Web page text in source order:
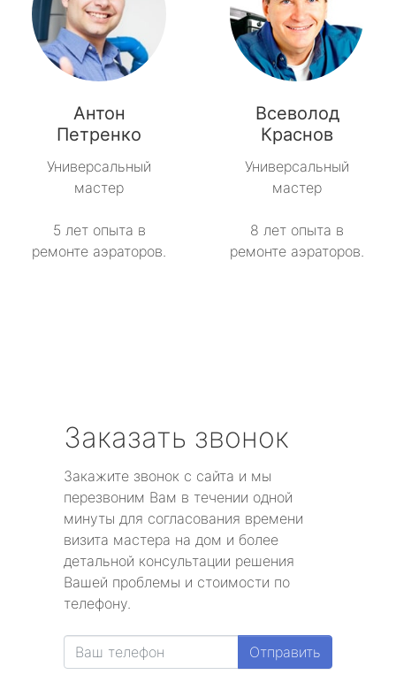
Антон
Петренко
Универсальный
мастер
5 лет опыта в
ремонте аэраторов.
Всеволод
Краснов
Универсальный
мастер
8 лет опыта в
ремонте аэраторов.
Заказать звонок
Закажите звонок с сайта и мы
перезвоним Вам в течении одной
минуты для согласования времени
визита мастера на дом и более
детальной консультации решения
Вашей проблемы и стоимости по
телефону.
Отправить